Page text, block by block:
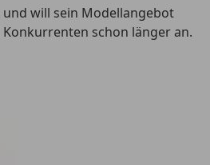
und will sein Modellangebot
schon länger an.